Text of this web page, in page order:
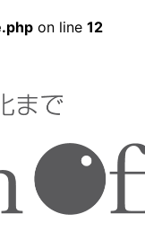
on line 12